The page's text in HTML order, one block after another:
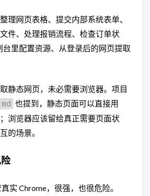
理网页表格、提交内部系统表单、
件、处理报销流程、检查订单状
台里配置资源、从登录后的网页提取
静态网页，未必需要浏览器。项目
也提到，静态页面可以直接用
浏览器应该留给真正需要页面状
的场景。
实 Chrome，很强，也很危险。